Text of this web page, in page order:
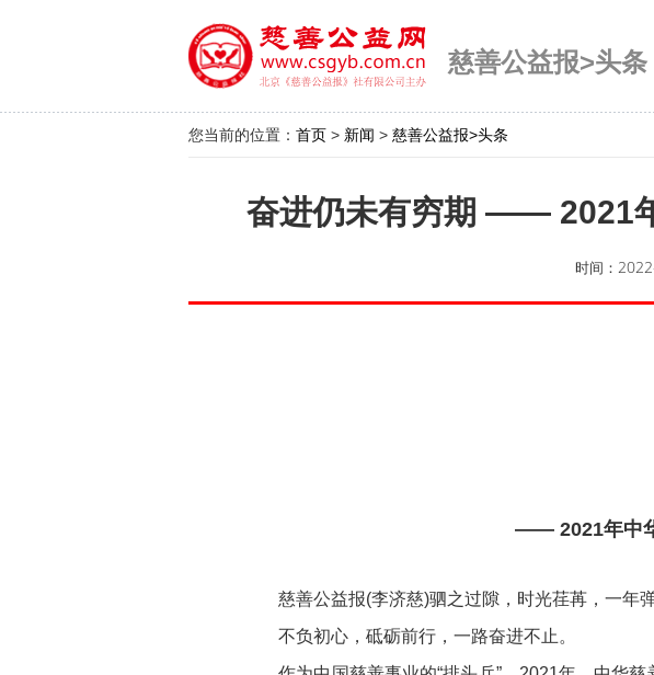
慈善公益报>头条
您当前的位置： 首页 > 新闻 > 慈善公益报>头条
奋进仍未有穷期 —— 2021
时间 ：
—— 2021年中
慈善公益报(李济慈)驷之过隙，时光荏苒，一年弹
不负初心，砥砺前行，一路奋进不止。